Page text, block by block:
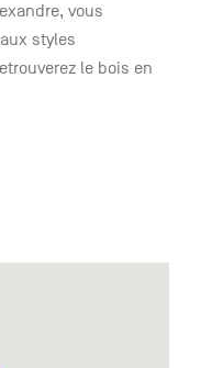
vous
styles
le bois en